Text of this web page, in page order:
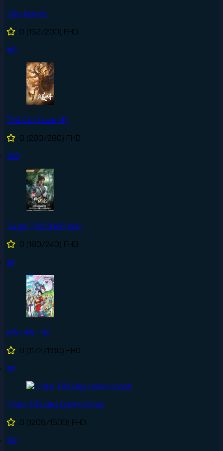
Tiên Nghịch
0 (152/200) FHD
#9
Thế Giới Hoàn Mỹ
0 (280/280) FHD
#10
Tuyệt Thế Chiến Hồn
0 (180/240) FHD
#1
Đảo Hải Tặc
0 (1172/1190) FHD
#2
Thám Tử Lừng Danh Conan
0 (1209/1500) FHD
#3